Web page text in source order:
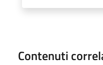
Contenuti